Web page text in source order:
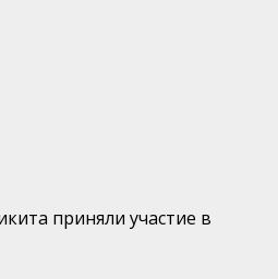
приняли участие в